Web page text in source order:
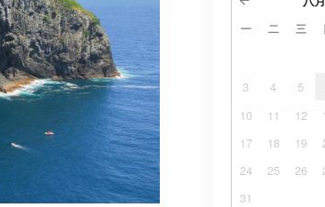
一 二 三
3
4 5
10
11 12
17
18 19
24
25 26
31